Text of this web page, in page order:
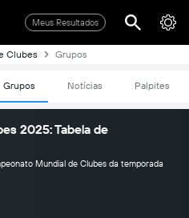
Meus Resultados
Clubes Grupos
Grupos Notícias Palpites
2025: Tabela de
Mundial de Clubes da temporada